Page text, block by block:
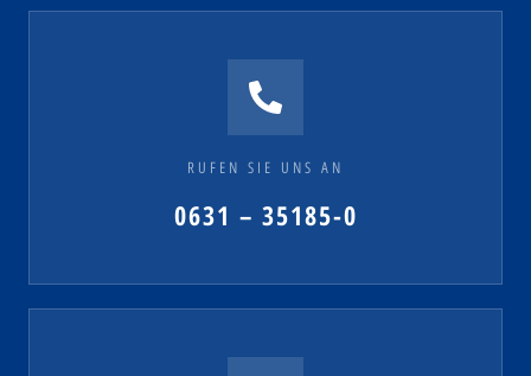
RUFEN SIE UNS AN
0631 – 35185-0